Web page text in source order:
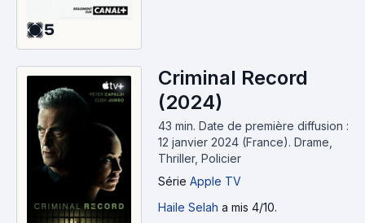
5
Criminal Record
(2024)
43 min. Date de première diffusion :
12 janvier 2024 (France). Drame,
Thriller, Policier
Série Apple TV
Haile Selah a mis 4/10.